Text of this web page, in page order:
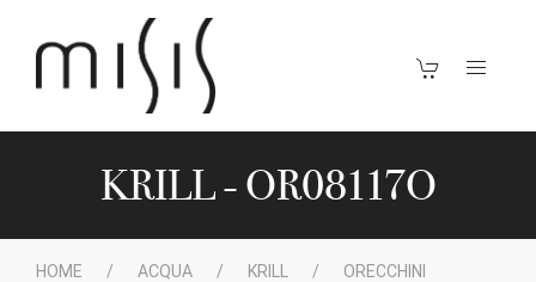
KRILL - OR08117O
HOME ACQUA KRILL
ORECCHINI